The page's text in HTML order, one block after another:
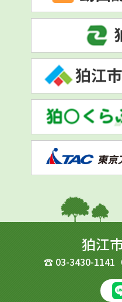
狛江
☎ 03-3430-1141